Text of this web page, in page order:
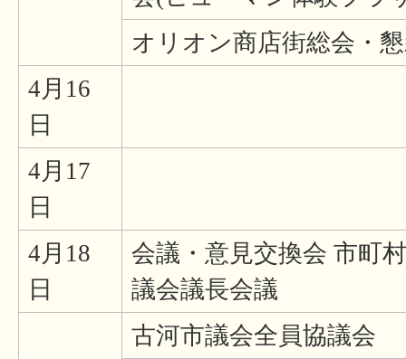
オリオン商店街総会・
4月16
日
4月17
日
4月18
日
会議・意見交換会 市町
議会議長会議
古河市議会全員協議会